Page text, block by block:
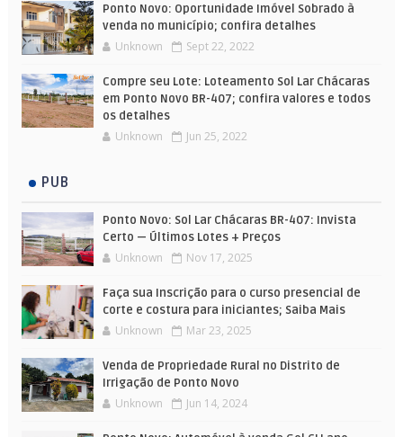
Ponto Novo: Oportunidade Imóvel Sobrado à
venda no município; confira detalhes
Unknown Sept 22, 2022
Compre seu Lote: Loteamento Sol Lar Chácaras
em Ponto Novo BR-407; confira valores e todos
os detalhes
Unknown Jun 25, 2022
PUB
Ponto Novo: Sol Lar Chácaras BR-407: Invista
Certo — Últimos Lotes + Preços
Unknown Nov 17, 2025
Faça sua Inscrição para o curso presencial de
corte e costura para iniciantes; Saiba Mais
Unknown Mar 23, 2025
Venda de Propriedade Rural no Distrito de
Irrigação de Ponto Novo
Unknown Jun 14, 2024